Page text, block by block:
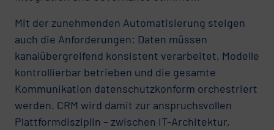
Mit der zunehmenden Automatisierung steigen
auch die Anforderungen: Daten müssen
kanalübergreifend konsistent verarbeitet, Modelle
kontrollierbar betrieben und die gesamte
Kommunikation datenschutzkonform orchestriert
werden. CRM wird damit zur anspruchsvollen
Plattformdisziplin – zwischen IT-Architektur,